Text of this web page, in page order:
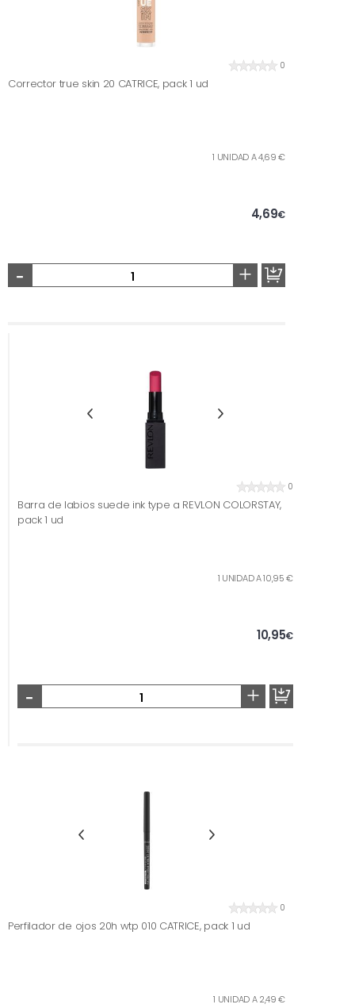
0
Corrector true skin 20 CATRICE, pack 1 ud
1 UNIDAD A 4,69 €
4,69€
- +
0
Barra de labios suede ink type a REVLON COLORSTAY,
pack 1 ud
1 UNIDAD A 10,95 €
10,95€
- +
0
Perfilador de ojos 20h wtp 010 CATRICE, pack 1 ud
1 UNIDAD A 2,49 €